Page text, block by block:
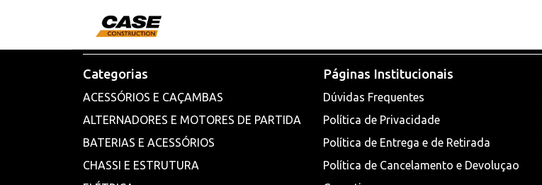
Categorias
ACESSÓRIOS E CAÇAMBAS
ALTERNADORES E MOTORES DE PARTIDA
BATERIAS E ACESSÓRIOS
CHASSI E ESTRUTURA
Páginas Institucionais
Dúvidas Frequentes
Política de Privacidade
Política de Entrega e de Retirada
Política de Cancelamento e Devoluçao